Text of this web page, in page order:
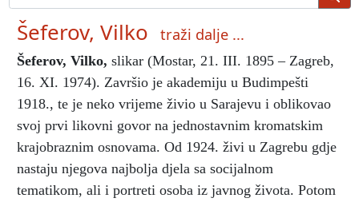
Šeferov, Vilko traži dalje ...
Šeferov, Vilko, slikar (Mostar, 21. III. 1895 – Zagreb,
16. XI. 1974). Završio je akademiju u Budimpešti
1918., te je neko vrijeme živio u Sarajevu i oblikovao
svoj prvi likovni govor na jednostavnim kromatskim
krajobraznim osnovama. Od 1924. živi u Zagrebu gdje
nastaju njegova najbolja djela sa socijalnom
tematikom, ali i portreti osoba iz javnog života. Potom